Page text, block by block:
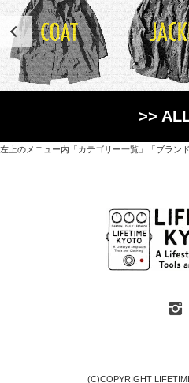
>>
左上のメニュー内「カテゴリー一覧」「ブラン
オリジナルを含むファッションアイ
京都・紫野にあるライフスタイルシ
京都府京都市北区紫野上築山町21（
定休日 / 水・日曜
(C)COPYRIGHT